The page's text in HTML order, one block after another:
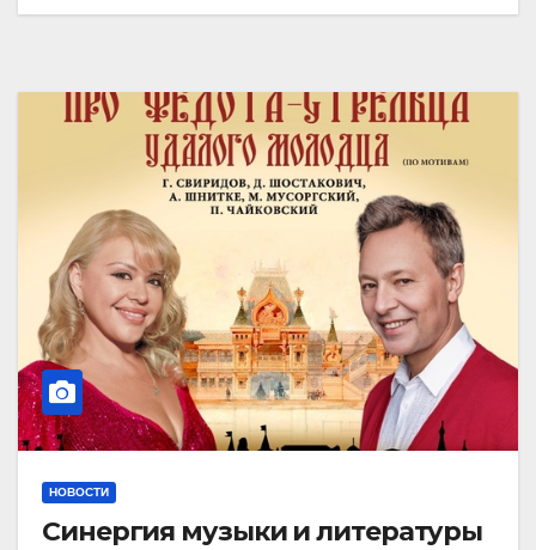
НОВОСТИ
Синергия музыки и литературы